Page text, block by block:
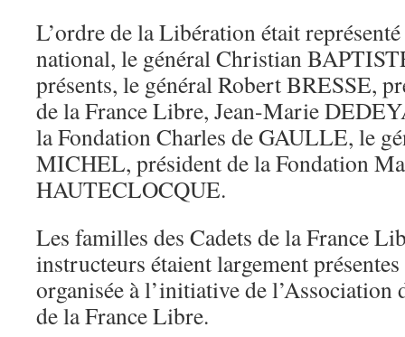
L’ordre de la Libération était
national, le général Christian
présents, le général Robert BRESSE,
de la France Libre, Jean-Marie
la Fondation Charles de GAULLE, le
MICHEL, président de la Fondation
HAUTECLOCQUE.
Les familles des Cadets de la France
instructeurs étaient largement
organisée à l’initiative de l’Association
de la France Libre.